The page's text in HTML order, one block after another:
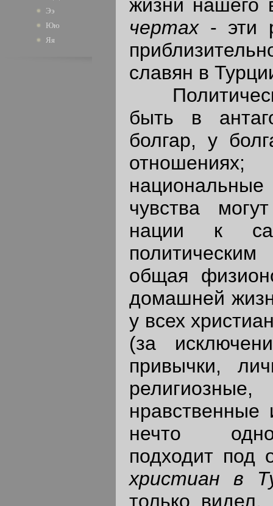
Ээ
Юю
Яя
жизни нашего
чертах - эти
славян в
быть в
болгар, у
чувства
нации к
общая
домашней
у всех
(за
привычки,
нечто
подходит под
христиан в
только